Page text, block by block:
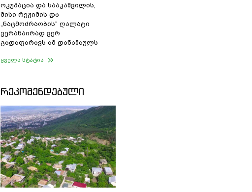
ოკუპაცია და სააკაშვილის,
მისი რეჟიმის და
„ნაცმოძრაობის“ ღალატი
ვერანაირად ვერ
გადაფარავს ამ დანაშაულს
ყველა სტატია
ᲠᲔᲙᲝᲛᲔᲜᲓᲔᲑᲣᲚᲘ